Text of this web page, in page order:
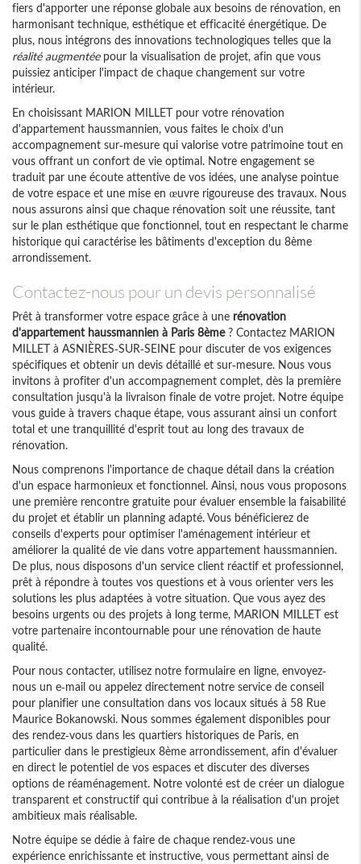
fiers d'apporter une réponse globale aux besoins de rénovation, en
harmonisant technique, esthétique et efficacité énergétique. De
plus, nous intégrons des innovations technologiques telles que la
réalité augmentéepour la visualisation de projet, afin que vous
puissiez anticiper l'impact de chaque changement sur votre
intérieur.
En choisissant MARION MILLET pour votre rénovation
d'appartement haussmannien, vous faites le choix d'un
accompagnement sur-mesure qui valorise votre patrimoine tout en
vous offrant un confort de vie optimal. Notre engagement se
traduit par une écoute attentive de vos idées, une analyse pointue
de votre espace et une mise en œuvre rigoureuse des travaux. Nous
nous assurons ainsi que chaque rénovation soit une réussite, tant
sur le plan esthétique que fonctionnel, tout en respectant le charme
historique qui caractérise les bâtiments d'exception du 8ème
arrondissement.
Contactez-nous pour un devis personnalisé
Prêt à transformer votre espace grâce à une rénovation
d'appartement haussmannien à Paris 8ème? Contactez MARION
MILLET à ASNIÈRES-SUR-SEINE pour discuter de vos exigences
spécifiques et obtenir un devis détaillé et sur-mesure. Nous vous
invitons à profiter d'un accompagnement complet, dès la première
consultation jusqu'à la livraison finale de votre projet. Notre équipe
vous guide à travers chaque étape, vous assurant ainsi un confort
total et une tranquillité d'esprit tout au long des travaux de
rénovation.
Nous comprenons l'importance de chaque détail dans la création
d'un espace harmonieux et fonctionnel. Ainsi, nous vous proposons
une première rencontre gratuite pour évaluer ensemble la faisabilité
du projet et établir un planning adapté. Vous bénéficierez de
conseils d'experts pour optimiser l'aménagement intérieur et
améliorer la qualité de vie dans votre appartement haussmannien.
De plus, nous disposons d'un service client réactif et professionnel,
prêt à répondre à toutes vos questions et à vous orienter vers les
solutions les plus adaptées à votre situation. Que vous ayez des
besoins urgents ou des projets à long terme, MARION MILLET est
votre partenaire incontournable pour une rénovation de haute
qualité.
Pour nous contacter, utilisez notre formulaire en ligne, envoyez-
nous un e-mail ou appelez directement notre service de conseil
pour planifier une consultation dans vos locaux situés à 58 Rue
Maurice Bokanowski. Nous sommes également disponibles pour
des rendez-vous dans les quartiers historiques de Paris, en
particulier dans le prestigieux 8ème arrondissement, afin d'évaluer
en direct le potentiel de vos espaces et discuter des diverses
options de réaménagement. Notre volonté est de créer un dialogue
transparent et constructif qui contribue à la réalisation d'un projet
ambitieux mais réalisable.
Notre équipe se dédie à faire de chaque rendez-vous une
expérience enrichissante et instructive, vous permettant ainsi de